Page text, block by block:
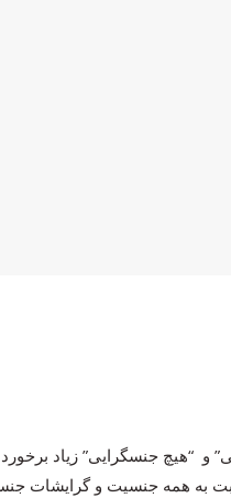
جنسگرایی” زیاد
به همه جنسیت و گرایشات